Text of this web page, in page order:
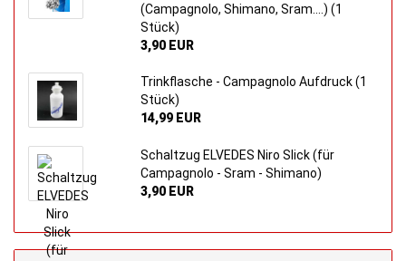
(Campagnolo, Shimano, Sram....) (1
Stück)
3,90 EUR
Trinkflasche - Campagnolo Aufdruck (1
Stück)
14,99 EUR
Schaltzug ELVEDES Niro Slick (für
Campagnolo - Sram - Shimano)
3,90 EUR